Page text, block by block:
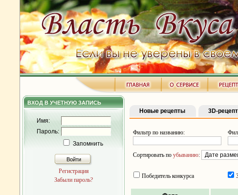
ВХОД В УЧЕТНУЮ ЗАПИСЬ
Имя:
Пароль:
Запомнить
Войти
Регистрация
Забыли пароль?
Новые рецепты 3D-
Фильтр по названию:
Сортировать по убыванию:
Победитель конкурса